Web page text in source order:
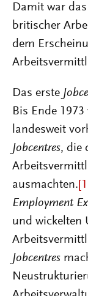
Damit war
britischer
dem
Das erste
Bis Ende
landesweit
Jobcentres, die
ausmachten.
Employment
und wickelten
Jobcentres